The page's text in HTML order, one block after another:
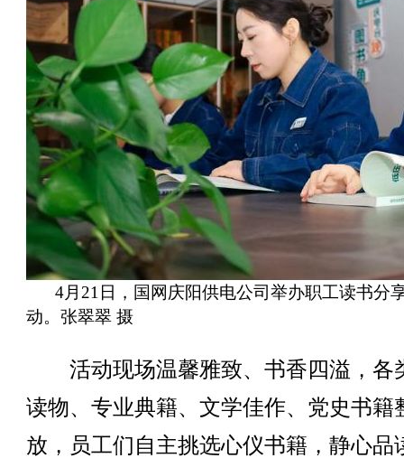
4月21日，国网庆阳供电公司举办职工读书分
动。张翠翠 摄
活动现场温馨雅致、书香四溢，各
读物、专业典籍、文学佳作、党史书籍
放，员工们自主挑选心仪书籍，静心品